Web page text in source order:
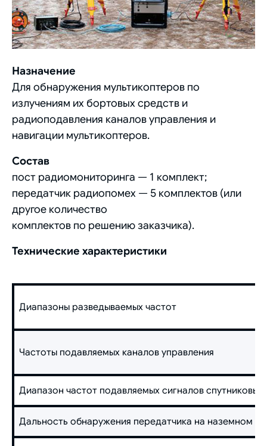
Назначение
Для обнаружения мультикоптеров по
излучениям их бортовых средств и
радиоподавления каналов управления и
навигации мультикоптеров.
Состав
пост радиомониторинга — 1 комплект;
передатчик радиопомех — 5 комплектов (или
другое количество
комплектов по решению заказчика).
Технические характеристики
Диапазоны разведываемых частот
Частоты подавляемых каналов управления
Диапазон частот подавляемых сигналов
Дальность обнаружения передатчика на наземном